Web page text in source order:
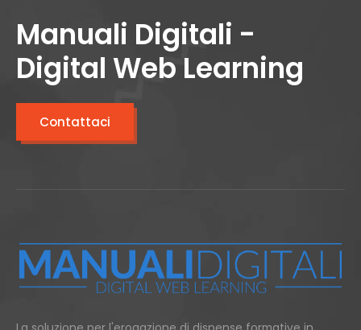
Manuali Digitali -
Digital Web Learning
Contattaci